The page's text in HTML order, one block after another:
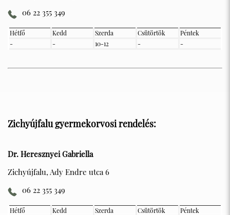
06 22 355 349
Hétfő Kedd Szerda Csütörtök
Péntek
-
- 10-12 - -
Zichyújfalu gyermekorvosi rendelés:
Dr. Heresznyei Gabriella
Zichyújfalu, Ady Endre utca 6
06 22 355 349
Hétfő Kedd Szerda Csütörtök
Péntek